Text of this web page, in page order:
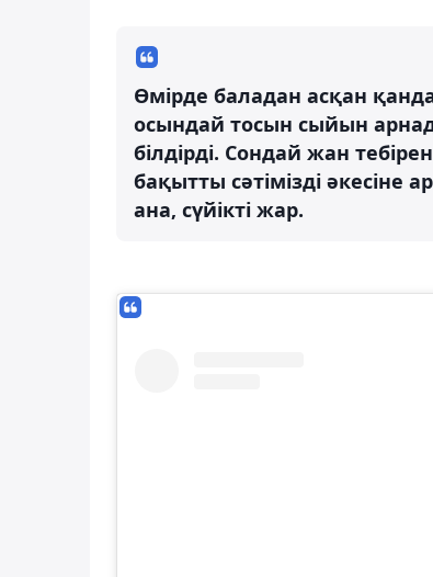
Өмірде баладан асқан
осындай тосын сыйын
білдірді. Сондай жан
бақытты сәтімізді әкесіне
ана, сүйікті жар.